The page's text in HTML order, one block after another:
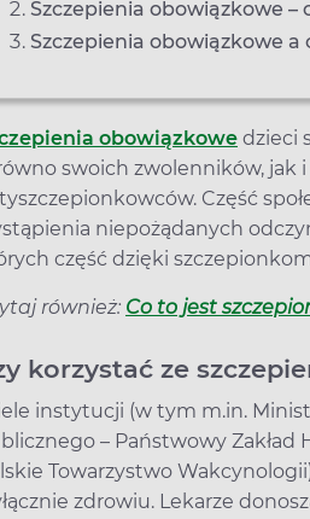
Szczepienia obowiązkowe –
Szczepienia obowiązkowe
obowiązkowe dzieci
swoich zwolenników, jak
Część
niepożądanych
część dzięki
również: Co to jest
korzystać ze
instytucji (w tym m.in.
– Państwowy Zakład
Towarzystwo
zdrowiu. Lekarze